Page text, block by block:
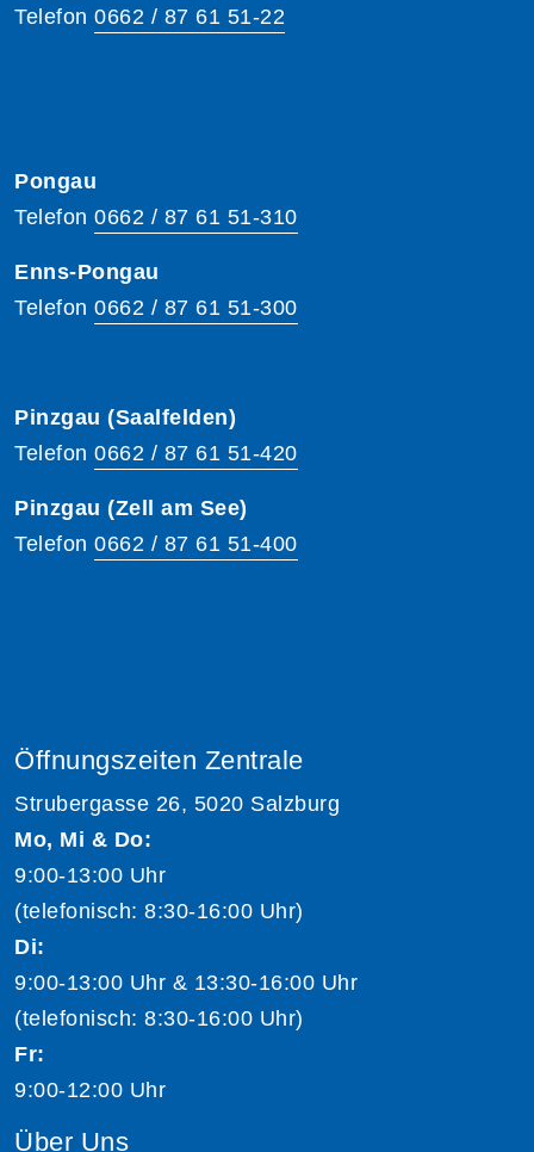
Telefon 0662 / 87 61 51-22
Pongau
Telefon 0662 / 87 61 51-310
Enns-Pongau
Telefon 0662 / 87 61 51-300
Pinzgau (Saalfelden)
Telefon 0662 / 87 61 51-420
Pinzgau (Zell am See)
Telefon 0662 / 87 61 51-400
Öffnungszeiten Zentrale
Strubergasse 26, 5020 Salzburg
Mo, Mi & Do:
9:00-13:00 Uhr
(telefonisch: 8:30-16:00 Uhr)
Di:
9:00-13:00 Uhr & 13:30-16:00 Uhr
(telefonisch: 8:30-16:00 Uhr)
Fr:
9:00-12:00 Uhr
Über Uns